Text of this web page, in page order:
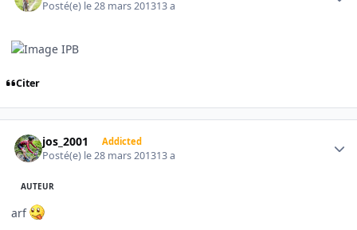
Posté(e) le 28 mars 201313 a
Citer
jos_2001 Addicted
Posté(e) le 28 mars 201313 a
AUTEUR
arf